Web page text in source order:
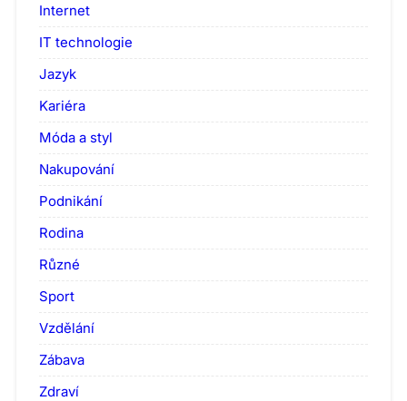
Internet
IT technologie
Jazyk
Kariéra
Móda a styl
Nakupování
Podnikání
Rodina
Různé
Sport
Vzdělání
Zábava
Zdraví